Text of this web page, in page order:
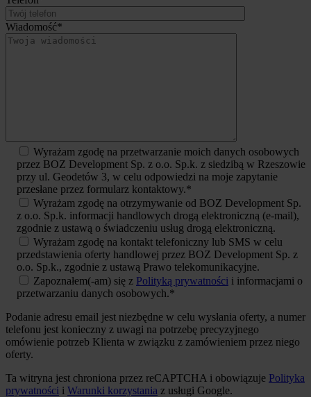
Wiadomość*
Wyrażam zgodę na przetwarzanie moich danych osobowych
przez BOZ Development Sp. z o.o. Sp.k. z siedzibą w Rzeszowie
przy ul. Geodetów 3, w celu odpowiedzi na moje zapytanie
przesłane przez formularz kontaktowy.*
Wyrażam zgodę na otrzymywanie od BOZ Development Sp.
z o.o. Sp.k. informacji handlowych drogą elektroniczną (e-mail),
zgodnie z ustawą o świadczeniu usług drogą elektroniczną.
Wyrażam zgodę na kontakt telefoniczny lub SMS w celu
przedstawienia oferty handlowej przez BOZ Development Sp. z
o.o. Sp.k., zgodnie z ustawą Prawo telekomunikacyjne.
Zapoznałem(-am) się z Polityką prywatności i informacjami o
przetwarzaniu danych osobowych.*
Podanie adresu email jest niezbędne w celu wysłania oferty, a numer
telefonu jest konieczny z uwagi na potrzebę precyzyjnego
omówienie potrzeb Klienta w związku z zamówieniem przez niego
oferty.
Ta witryna jest chroniona przez reCAPTCHA i obowiązuje Polityka
prywatności i Warunki korzystania z usługi Google.